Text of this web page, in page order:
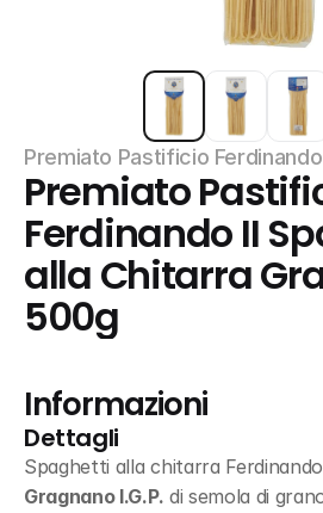
Premiato Pastificio Ferdinando
Premiato
Ferdinando II
alla Chitarra
500g
Informazioni
Dettagli
Spaghetti alla chitarra
Gragnano I.G.P. di semola di